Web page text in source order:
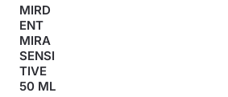
MIRD
ENT
MIRA
SENSI
TIVE
50 ML